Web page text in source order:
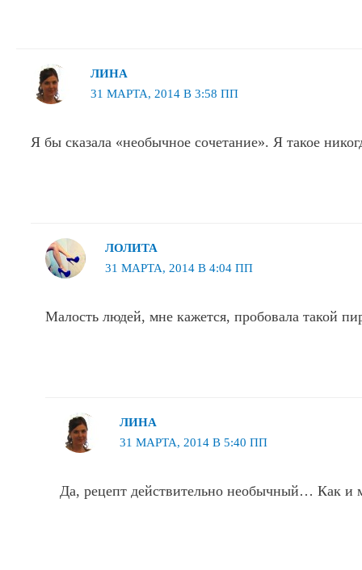
ЛИНА
31 МАРТА, 2014 В 3:58 ПП
Я бы сказала «необычное сочетание». Я такое
ЛОЛИТА
31 МАРТА, 2014 В 4:04 ПП
Малость людей, мне кажется, пробовала такой
ЛИНА
31 МАРТА, 2014 В 5:40 ПП
Да, рецепт действительно необычный… Как и